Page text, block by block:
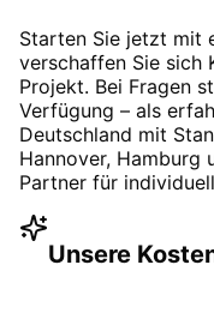
Starten Sie jetzt mit
verschaffen Sie sich
Projekt. Bei Fragen
Verfügung – als
Deutschland mit
Hannover, Hamburg
Partner für
Unsere